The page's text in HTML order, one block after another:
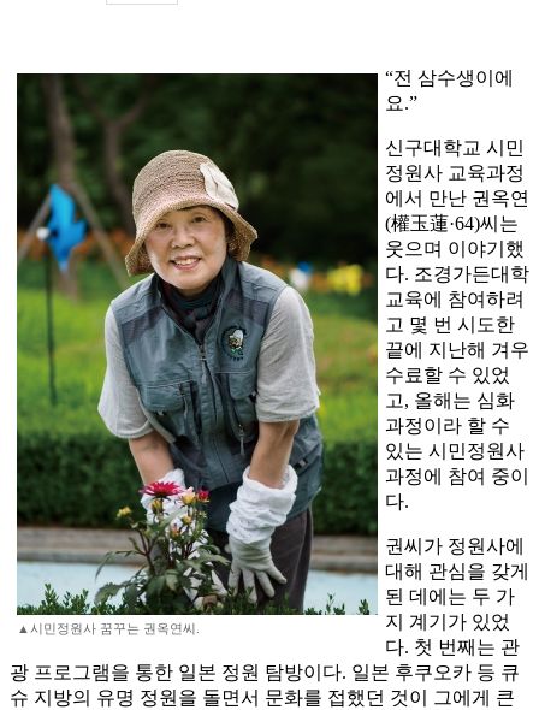
▲시민정원사 꿈꾸는 권옥연씨.
“전 삼수생이에
요.”
신구대학교 시민
정원사 교육과정
에서 만난 권옥연
(權玉蓮·64)씨는
웃으며 이야기했
다. 조경가든대학
교육에 참여하려
고 몇 번 시도한
끝에 지난해 겨우
수료할 수 있었
고, 올해는 심화
과정이라 할 수
있는 시민정원사
과정에 참여 중이
다.
권씨가 정원사에
대해 관심을 갖게
된 데에는 두 가
지 계기가 있었
다. 첫 번째는 관
광 프로그램을 통한 일본 정원 탐방이다. 일본 후쿠오카 등 큐
슈 지방의 유명 정원을 돌면서 문화를 접했던 것이 그에게 큰